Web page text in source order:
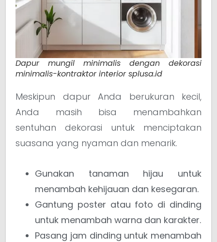
Dapur mungil minimalis dengan dekorasi
minimalis-kontraktor interior splusa.id
Meskipun dapur Anda berukuran kecil,
Anda masih bisa menambahkan
sentuhan dekorasi untuk menciptakan
suasana yang nyaman dan menarik.
Gunakan tanaman hijau untuk
menambah kehijauan dan kesegaran.
Gantung poster atau foto di dinding
untuk menambah warna dan karakter.
Pasang jam dinding untuk menambah